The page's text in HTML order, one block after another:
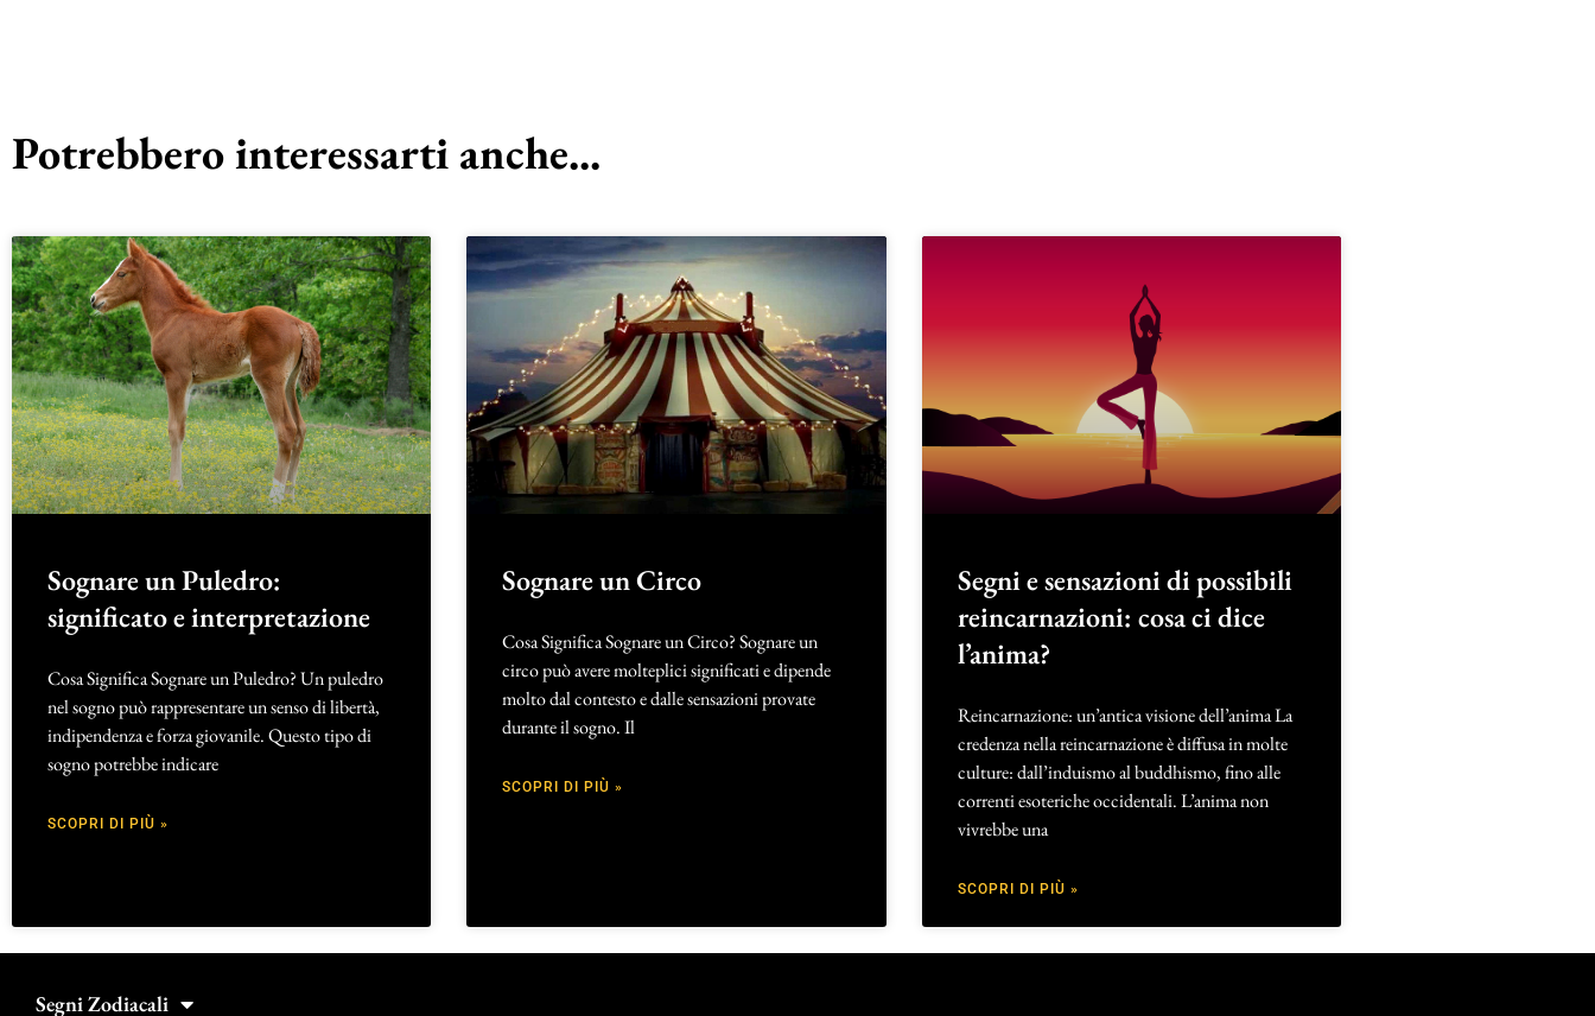
Potrebbero interessarti anche...
Sognare un Puledro:
significato e interpretazione
Cosa Significa Sognare un Puledro? Un puledro
nel sogno può rappresentare un senso di libertà,
indipendenza e forza giovanile. Questo tipo di
sogno potrebbe indicare
SCOPRI DI PIÙ »
Sognare un Circo
Cosa Significa Sognare un Circo? Sognare un
circo può avere molteplici significati e dipende
molto dal contesto e dalle sensazioni provate
durante il sogno. Il
SCOPRI DI PIÙ »
Segni e sensazioni di possibili
reincarnazioni: cosa ci dice
l’anima?
Reincarnazione: un’antica visione dell’anima La
credenza nella reincarnazione è diffusa in molte
culture: dall’induismo al buddhismo, fino alle
correnti esoteriche occidentali. L’anima non
vivrebbe una
SCOPRI DI PIÙ »
Segni Zodiacali